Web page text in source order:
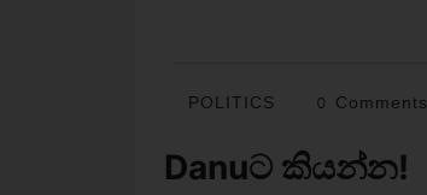
POLITICS 0 Comments